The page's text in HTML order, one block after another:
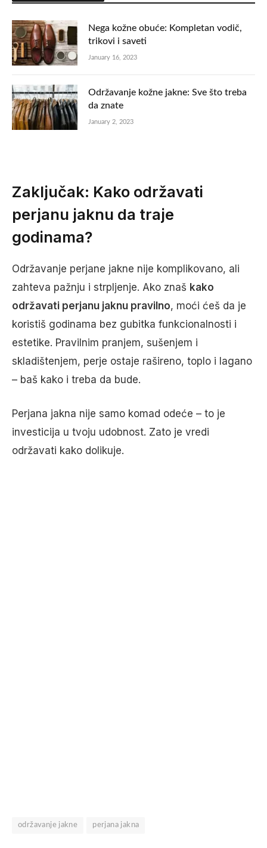
Nega kožne obuće: Kompletan vodič,
trikovi i saveti
January 16, 2023
Održavanje kožne jakne: Sve što treba
da znate
January 2, 2023
Zaključak: Kako održavati
perjanu jaknu da traje
godinama?
Održavanje perjane jakne nije komplikovano, ali
zahteva pažnju i strpljenje. Ako znaš kako
održavati perjanu jaknu pravilno, moći ćeš da je
koristiš godinama bez gubitka funkcionalnosti i
estetike. Pravilnim pranjem, sušenjem i
skladištenjem, perje ostaje rašireno, toplo i lagano
– baš kako i treba da bude.
Perjana jakna nije samo komad odeće – to je
investicija u tvoju udobnost. Zato je vredi
održavati kako dolikuje.
održavanje jakne perjana jakna